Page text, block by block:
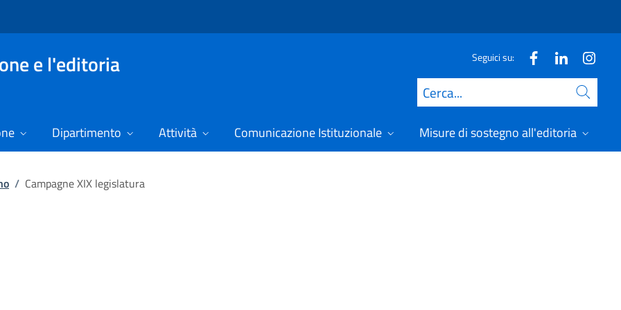
e l'editoria Seguici su:
Cerca
Dipartimento Attività Comunicazione Istituzionale Misure di sostegno all'editoria
/ Campagne XIX legislatura
XIX legislatura